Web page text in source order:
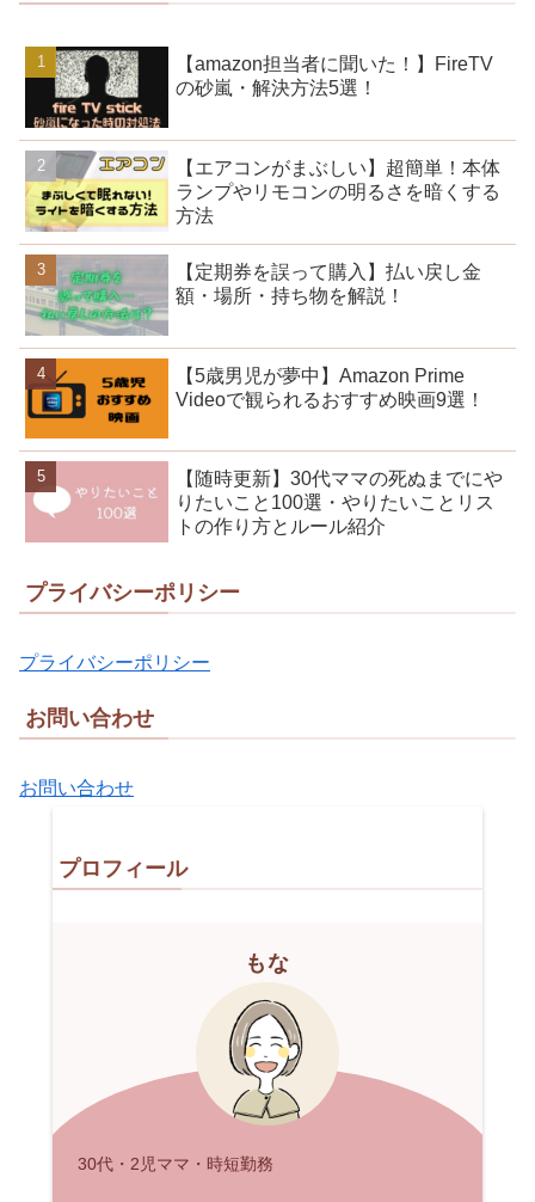
【amazon担当者に聞いた！】FireTV
の砂嵐・解決方法5選！
【エアコンがまぶしい】超簡単！本体
ランプやリモコンの明るさを暗くする
方法
【定期券を誤って購入】払い戻し金
額・場所・持ち物を解説！
【5歳男児が夢中】Amazon Prime
Videoで観られるおすすめ映画9選！
【随時更新】30代ママの死ぬまでにや
りたいこと100選・やりたいことリス
トの作り方とルール紹介
プライバシーポリシー
プライバシーポリシー
お問い合わせ
お問い合わせ
プロフィール
もな
30代・2児ママ・時短勤務